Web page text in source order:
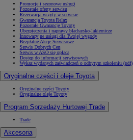
Promocje i sezonowe usługi
Pozostałe oferty serwisu
Rezerwacja wizyty w serwisie
Gwarancja Toyota Relax
Pozostałe Gwarancje Toyoty
Ubezpieczenia i naprawy blacharsko-lakiernicze
Innowacyjne usługi dla Twojej wygody
Bezpłatne Akcje Serwisowe
Serwis Dobrych Cen
Serwis w ASO się opłaca
Dostęp do informacji serwisowych
Wykaz wydanych zaświadczeń o odbytym szkoleniu (pdf)
Oryginalne części i oleje Toyota
Oryginalne części Toyoty
Oryginalne oleje Toyoty
Program Sprzedaży Hurtowej Trade
Trade
Akcesoria